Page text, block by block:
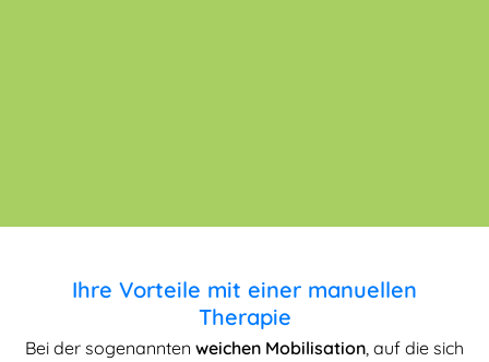
Ihre Vorteile mit einer manuellen
Therapie
Bei der sogenannten weichen Mobilisation , auf die sich